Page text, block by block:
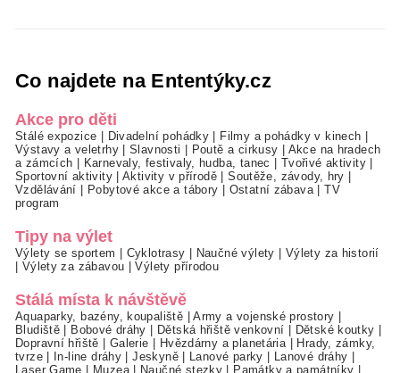
Co najdete na Ententýky.cz
Akce pro děti
Stálé expozice Divadelní pohádky Filmy a pohádky v kinech
Výstavy a veletrhy|Slavnosti Poutě a cirkusy
Akce na hradech
a zámcích
Karnevaly, festivaly, hudba, tanec Tvořivé aktivity
Sportovní aktivity|Aktivity v přírodě |Soutěže, závody, hry
Vzdělávání
Pobytové akce a tábory Ostatní zábava|TV
program
Tipy na výlet
Výlety se sportem Cyklotrasy Naučné výlety
Výlety za historií
Výlety za zábavou |Výlety přírodou
Stálá místa k návštěvě
Aquaparky, bazény, koupaliště |Army a vojenské prostory
Bludiště
Bobové dráhy Dětská hřiště venkovní Dětské koutky
Dopravní hřiště
Galerie Hvězdárny a planetária|
Hrady, zámky,
tvrze| In-line dráhy |Jeskyně| Lanové parky Lanové dráhy
Laser Game
Muzea| Naučné stezky Památky a památníky